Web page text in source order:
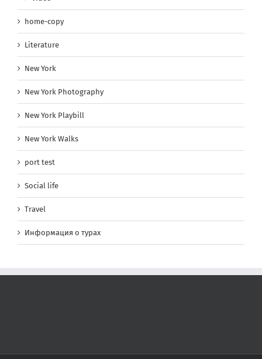
home-copy
Literature
New York
New York Photography
New York Playbill
New York Walks
port test
Social life
Travel
Информация о турах